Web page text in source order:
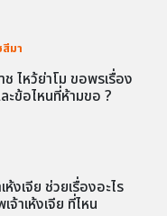
มา
ช ไหว้ย่าโม ขอพรเรื่อง
ะข้อไหนที่ห้ามขอ ?
ห้งเจีย ช่วยเรื่องอะไร
จ้าเห้งเจีย ที่ไหน